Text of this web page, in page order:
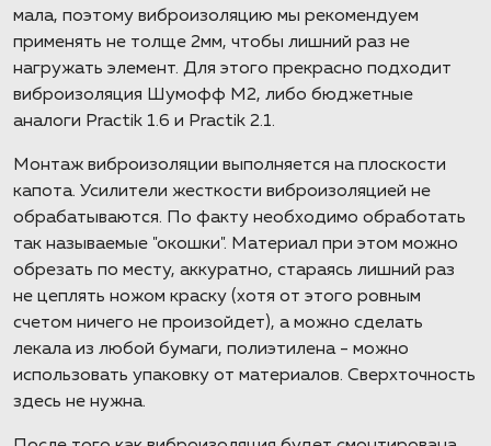
мала, поэтому виброизоляцию мы рекомендуем
применять не толще 2мм, чтобы лишний раз не
нагружать элемент. Для этого прекрасно подходит
виброизоляция Шумофф М2, либо бюджетные
аналоги Practik 1.6 и Practik 2.1.
Монтаж виброизоляции выполняется на плоскости
капота. Усилители жесткости виброизоляцией не
обрабатываются. По факту необходимо обработать
так называемые "окошки". Материал при этом можно
обрезать по месту, аккуратно, стараясь лишний раз
не цеплять ножом краску (хотя от этого ровным
счетом ничего не произойдет), а можно сделать
лекала из любой бумаги, полиэтилена - можно
использовать упаковку от материалов. Сверхточность
здесь не нужна.